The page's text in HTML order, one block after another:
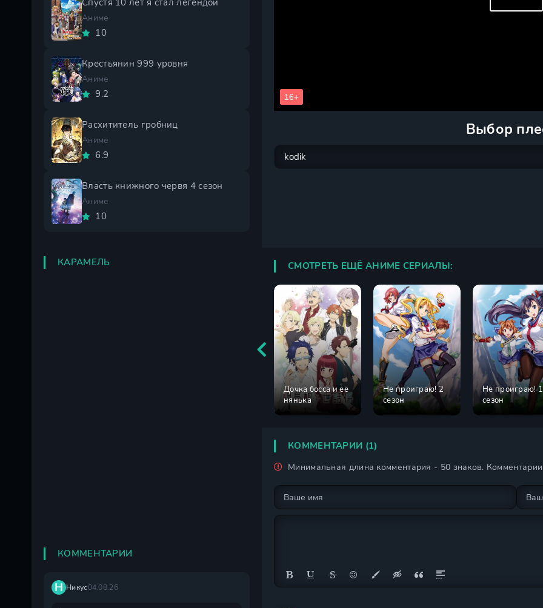
Выбор
СМОТРЕТЬ ЕЩЁ АНИМЕ СЕРИАЛЫ:
Дочка босса и её
нянька
Не проиграю! 2
сезон
Не проиграю! 1
сезон
КОММЕНТАРИИ (1)
Минимальная длина комментария - 50 знаков.
Спустя 10 лет я стал легендой
Аниме
10
Крестьянин 999 уровня
Аниме
9.2
Расхититель гробниц
Аниме
6.9
Власть книжного червя 4 сезон
Аниме
10
КАРАМЕЛЬ
КОММЕНТАРИИ
Н Никус04.08.26